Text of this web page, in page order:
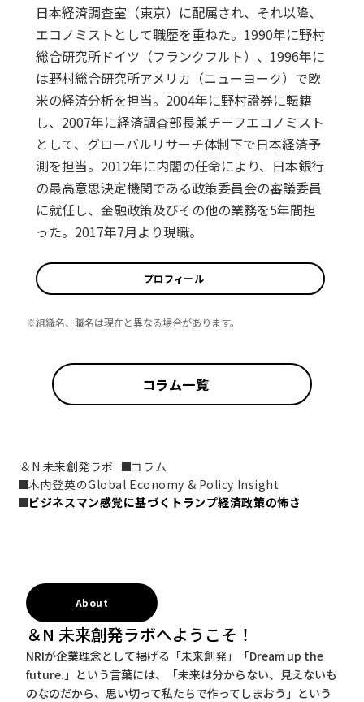
日本経済調査室（東京）に配属され、それ以降、
エコノミストとして職歴を重ねた。1990年に野村
総合研究所ドイツ（フランクフルト）、1996年に
は野村総合研究所アメリカ（ニューヨーク）で欧
米の経済分析を担当。2004年に野村證券に転籍
し、2007年に経済調査部長兼チーフエコノミスト
として、グローバルリサーチ体制下で日本経済予
測を担当。2012年に内閣の任命により、日本銀行
の最高意思決定機関である政策委員会の審議委員
に就任し、金融政策及びその他の業務を5年間担
った。2017年7月より現職。
プロフィール
※組織名、職名は現在と異なる場合があります。
コラム一覧
＆N 未来創発ラボ
コラム
木内登英のGlobal Economy & Policy Insight
ビジネスマン感覚に基づくトランプ経済政策の怖さ
About
＆N 未来創発ラボへようこそ！
NRIが企業理念として掲げる「未来創発」「Dream up the
future.」という言葉には、「未来は分からない、見えないも
のなのだから、思い切って私たちで作ってしまおう」という